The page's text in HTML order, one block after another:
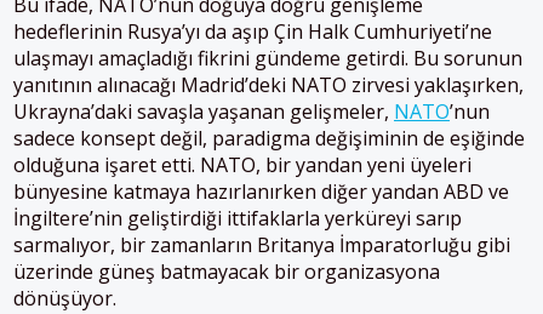
hedeflerinin Rusya’yı da aşıp Çin Halk Cumhuriyeti’ne
ulaşmayı amaçladığı fikrini gündeme getirdi. Bu sorunun
yanıtının alınacağı Madrid’deki NATO zirvesi yaklaşırken,
Ukrayna’daki savaşla yaşanan gelişmeler, NATO’nun
sadece konsept değil, paradigma değişiminin de eşiğinde
olduğuna işaret etti. NATO, bir yandan yeni üyeleri
bünyesine katmaya hazırlanırken diğer yandan ABD ve
İngiltere’nin geliştirdiği ittifaklarla yerküreyi sarıp
sarmalıyor, bir zamanların Britanya İmparatorluğu gibi
üzerinde güneş batmayacak bir organizasyona
dönüşüyor.